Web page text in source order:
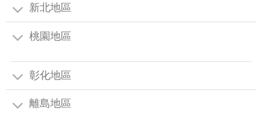
新北地區
桃園地區
彰化地區
離島地區